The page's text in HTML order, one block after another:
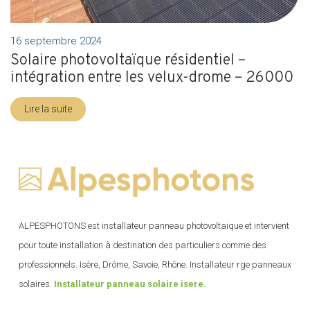
16 septembre 2024
Solaire photovoltaïque résidentiel –
intégration entre les velux-drome – 26000
Lire la suite
ALPESPHOTONS est installateur panneau photovoltaique et intervient
pour toute installation à destination des particuliers comme des
professionnels. Isère, Drôme, Savoie, Rhône. Installateur rge panneaux
solaires. Installateur panneau solaire isere.